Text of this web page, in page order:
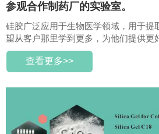
参观合作制药厂的实验室。
硅胶广泛应用于生物医学领域，用于提
望从客户那里学到更多，为他们提供更
查看更多>>